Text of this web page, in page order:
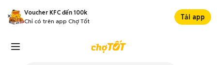
Voucher KFC đến 100k
Chỉ có trên app Chợ Tốt
Tải app